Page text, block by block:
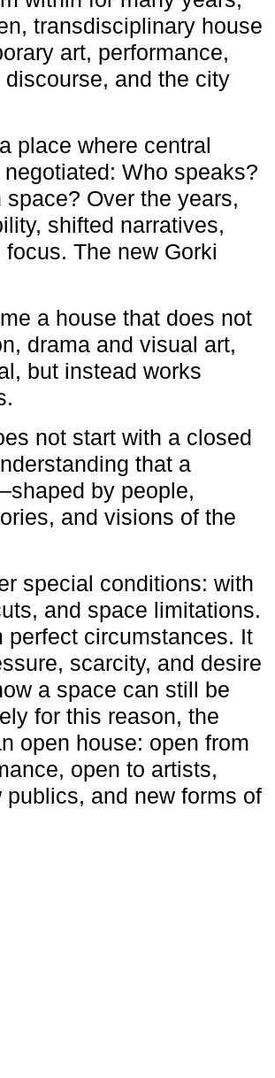
transdisciplinary house
art, performance,
and the city
place where central
Who speaks?
Over the years,
shifted narratives,
The new Gorki
a house that does not
drama and visual art,
but instead works
not start with a closed
that a
by people,
and visions of the
special conditions: with
and space limitations.
perfect circumstances. It
scarcity, and desire
a space can still be
for this reason, the
open house: open from
open to artists,
and new forms of